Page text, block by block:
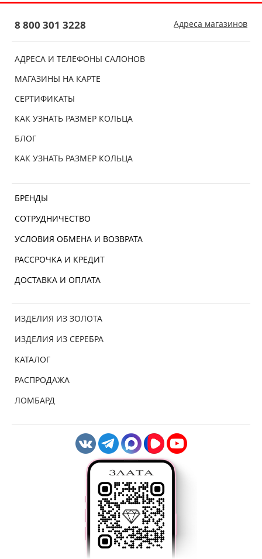
АДРЕСА И ТЕЛЕФОНЫ САЛОНОВ
МАГАЗИНЫ НА КАРТЕ
СЕРТИФИКАТЫ
КАК УЗНАТЬ РАЗМЕР КОЛЬЦА
БЛОГ
КАК УЗНАТЬ РАЗМЕР КОЛЬЦА
БРЕНДЫ
СОТРУДНИЧЕСТВО
УСЛОВИЯ ОБМЕНА И ВОЗВРАТА
РАССРОЧКА И КРЕДИТ
ДОСТАВКА И ОПЛАТА
ИЗДЕЛИЯ ИЗ ЗОЛОТА
ИЗДЕЛИЯ ИЗ СЕРЕБРА
КАТАЛОГ
РАСПРОДАЖА
ЛОМБАРД
8 800 301 3228 Адреса магазинов